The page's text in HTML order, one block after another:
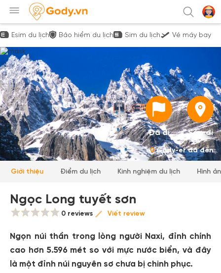
Esim du lịch Bảo hiểm du lịch Sim du lịch Vé máy bay
Đã đi Sắp đi
0Gody-er đã đến
Giới thiệu Điểm du lịch Kinh nghiệm du lịch Hình
Ngọc Long tuyết sơn
0 reviews Viết review
Ngọn núi thần trong lòng người Naxi, đỉnh chính
cao hơn 5.596 mét so với mực nước biển, và đây
là một đỉnh núi nguyên sơ chưa bị chinh phục.